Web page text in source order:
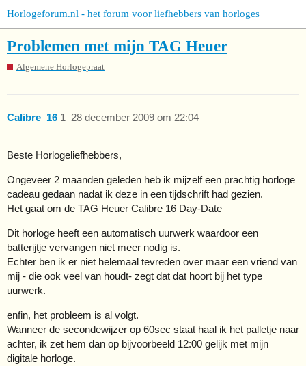
Horlogeforum.nl - het forum voor liefhebbers van horloges
Problemen met mijn TAG Heuer
Algemene Horlogepraat
Calibre_16 28 december 2009 om 22:04
1
Beste Horlogeliefhebbers,
Ongeveer 2 maanden geleden heb ik mijzelf een prachtig horloge
cadeau gedaan nadat ik deze in een tijdschrift had gezien.
Het gaat om de TAG Heuer Calibre 16 Day-Date
Dit horloge heeft een automatisch uurwerk waardoor een
batterijtje vervangen niet meer nodig is.
Echter ben ik er niet helemaal tevreden over maar een vriend van
mij - die ook veel van houdt- zegt dat dat hoort bij het type
uurwerk.
enfin, het probleem is al volgt.
Wanneer de secondewijzer op 60sec staat haal ik het palletje naar
achter, ik zet hem dan op bijvoorbeeld 12:00 gelijk met mijn
digitale horloge.